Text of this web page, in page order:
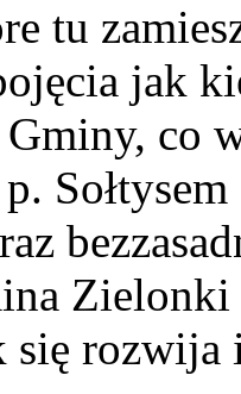
tu
jak
co
rozwija